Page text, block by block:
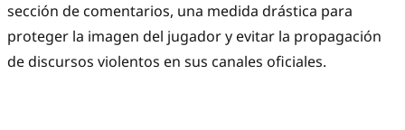
sección de comentarios, una medida drástica para
proteger la imagen del jugador y evitar la propagación
de discursos violentos en sus canales oficiales.